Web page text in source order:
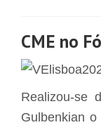
CME no
Realizou-se
Gulbenkian